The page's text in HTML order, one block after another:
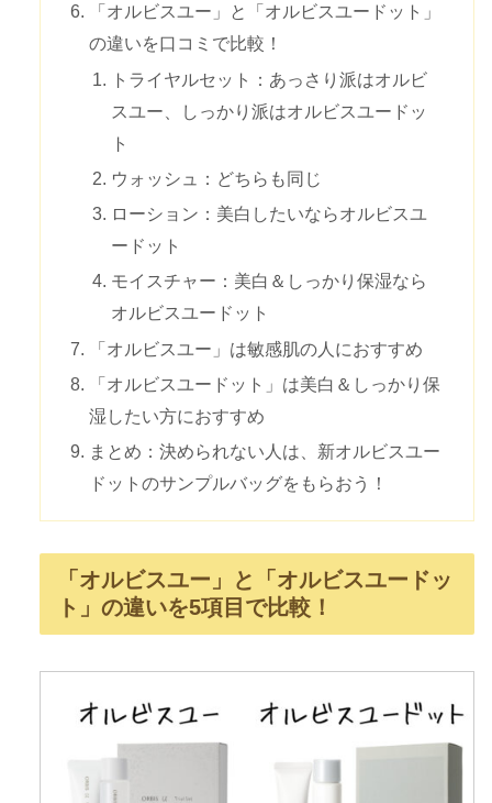
「オルビスユー」と「オルビスユードット」
の違いを口コミで比較！
トライヤルセット：あっさり派はオルビ
スユー、しっかり派はオルビスユードッ
ト
ウォッシュ：どちらも同じ
ローション：美白したいならオルビスユ
ードット
モイスチャー：美白＆しっかり保湿なら
オルビスユードット
「オルビスユー」は敏感肌の人におすすめ
「オルビスユードット」は美白＆しっかり保
湿したい方におすすめ
まとめ：決められない人は、新オルビスユー
ドットのサンプルバッグをもらおう！
「オルビスユー」と「オルビスユードッ
ト」の違いを5項目で比較！